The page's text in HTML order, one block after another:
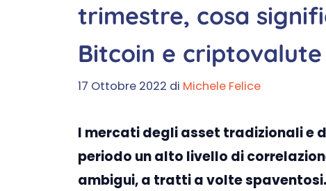
trimestre, cosa
Bitcoin e criptovalute
17 Ottobre 2022 di Michele Felice
I mercati degli asset tradizionali e
periodo un alto livello di
ambigui, a tratti a volte spaventosi.